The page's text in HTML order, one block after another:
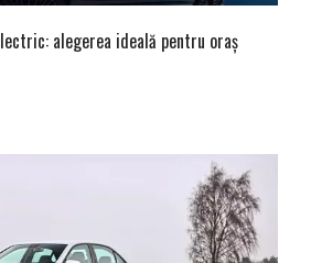
alegerea ideală pentru oraș